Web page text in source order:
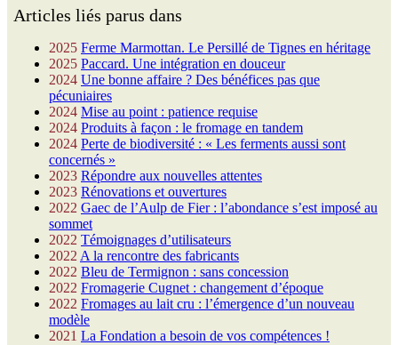
Articles liés parus dans
2025 Ferme Marmottan. Le Persillé de Tignes en héritage
2025 Paccard. Une intégration en douceur
2024 Une bonne affaire ? Des bénéfices pas que
pécuniaires
2024 Mise au point : patience requise
2024 Produits à façon : le fromage en tandem
2024 Perte de biodiversité : « Les ferments aussi sont
concernés »
2023 Répondre aux nouvelles attentes
2023 Rénovations et ouvertures
2022 Gaec de l’Aulp de Fier : l’abondance s’est imposé au
sommet
2022 Témoignages d’utilisateurs
2022A la rencontre des fabricants
2022 Bleu de Termignon : sans concession
2022 Fromagerie Cugnet : changement d’époque
2022 Fromages au lait cru : l’émergence d’un nouveau
modèle
2021 La Fondation a besoin de vos compétences !